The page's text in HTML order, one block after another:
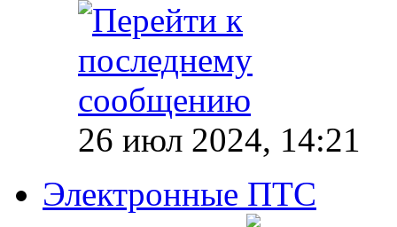
26 июл 2024, 14:21
Электронные ПТС